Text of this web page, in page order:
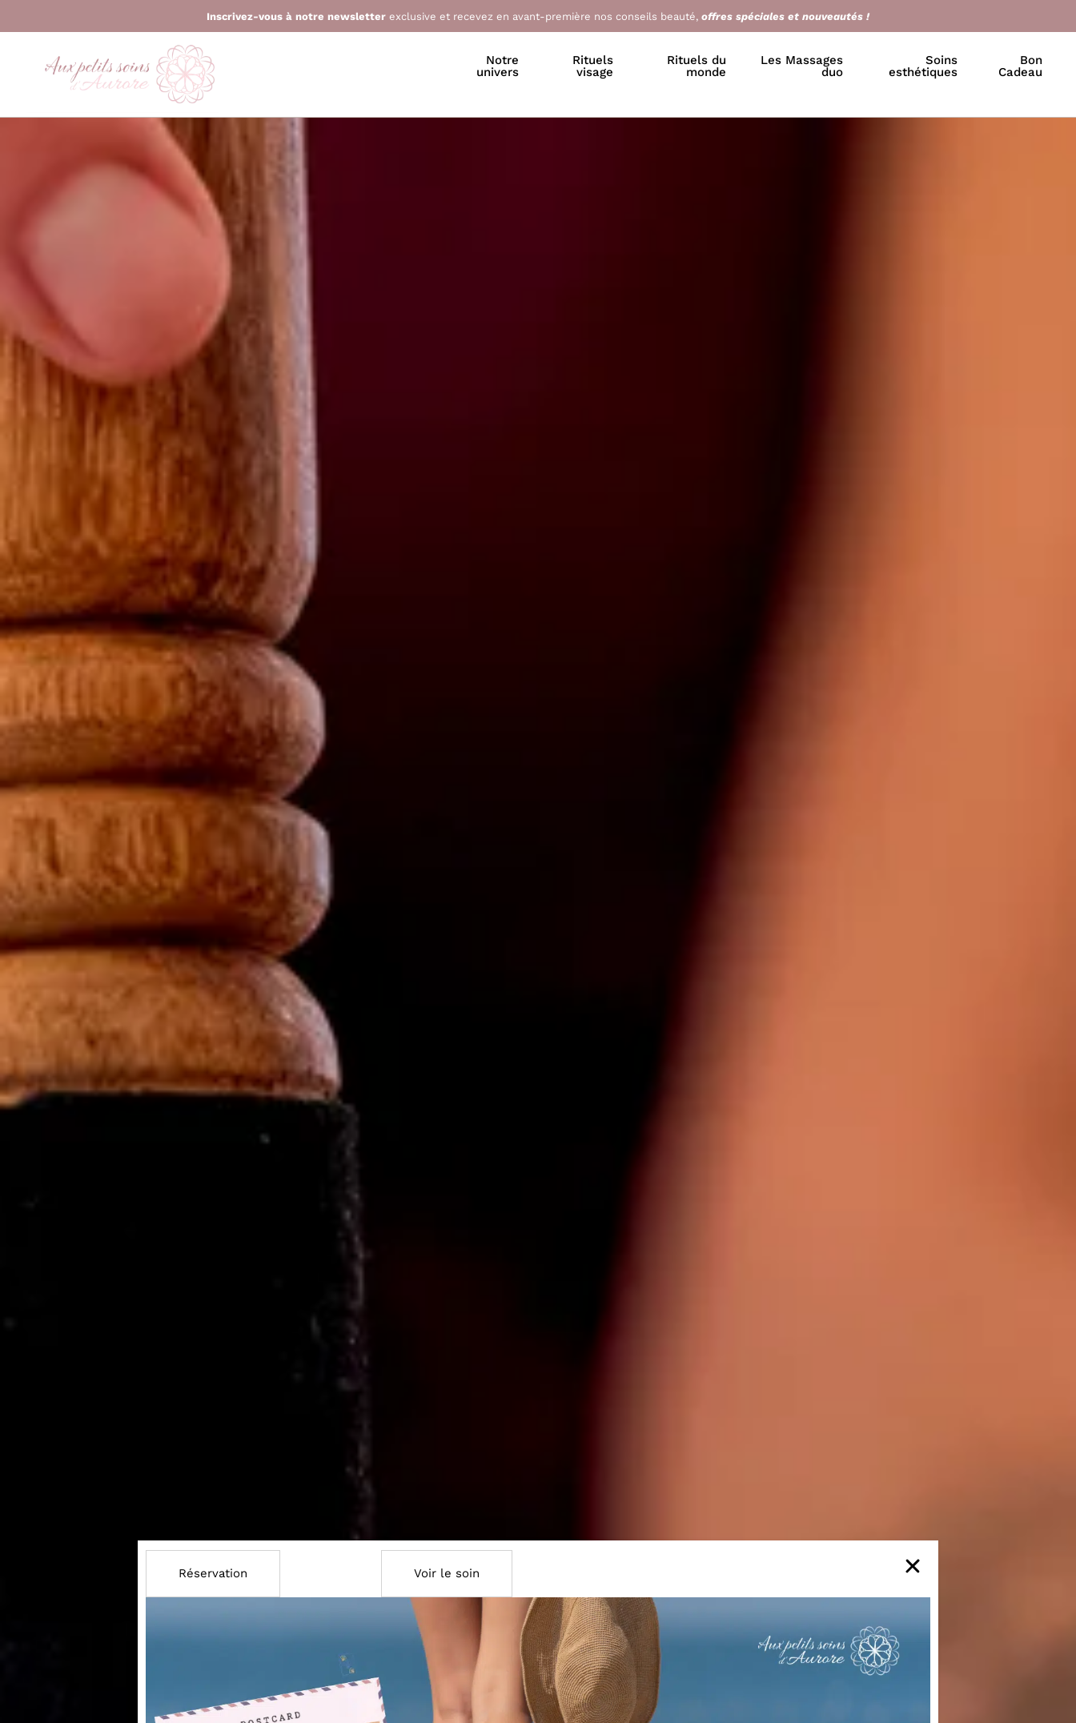
Inscrivez-vous à notre newsletter exclusive et recevez en avant-première nos conseils beauté, offres spéciales et nouveautés !
Notre
univers
Rituels
visage
Rituels du
monde
Les Massages
duo
Soins
esthétiques
Bon
Cadeau
Réservation Voir le soin